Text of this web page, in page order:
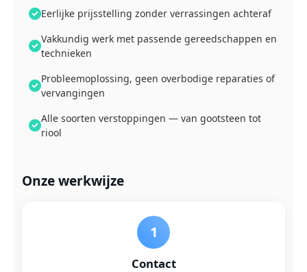
Eerlijke prijsstelling zonder verrassingen achteraf
Vakkundig werk met passende gereedschappen en
technieken
Probleemoplossing, geen overbodige reparaties of
vervangingen
Alle soorten verstoppingen — van gootsteen tot
riool
Onze werkwijze
1
Contact